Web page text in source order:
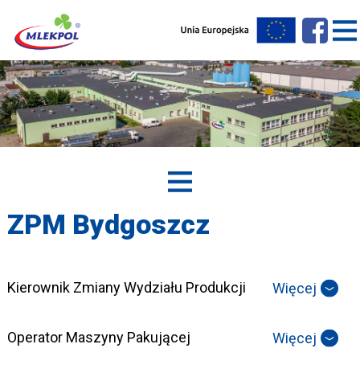
ZPM Bydgoszcz
Kierownik Zmiany Wydziału Produkcji Więcej
Operator Maszyny Pakującej Więcej